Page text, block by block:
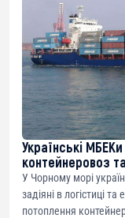
Українські
контейнеровоз
У Чорному морі
задіяні в логістиці
потоплення